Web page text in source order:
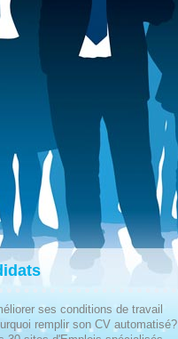
ses conditions de travail
remplir son CV automatisé?